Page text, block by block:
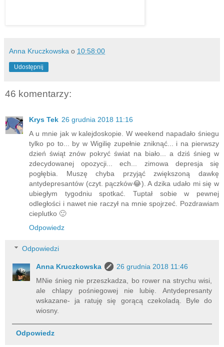
Anna Kruczkowska o 10:58:00
Udostępnij
46 komentarzy:
Krys Tek 26 grudnia 2018 11:16
A u mnie jak w kalejdoskopie. W weekend napadało śniegu
tylko po to... by w Wigilię zupełnie zniknąć... i na pierwszy
dzień świąt znów pokryć świat na biało... a dziś śnieg w
zdecydowanej opozycji... ech... zimowa depresja się
pogłębia. Muszę chyba przyjąć zwiększoną dawkę
antydepresantów (czyt. pączków😂). A dzika udało mi się w
ubiegłym tygodniu spotkać. Tuptał sobie w pewnej
odległości i nawet nie raczył na mnie spojrzeć. Pozdrawiam
cieplutko 🙂
Odpowiedz
Odpowiedzi
Anna Kruczkowska
26 grudnia 2018 11:46
MNie śnieg nie przeszkadza, bo rower na strychu wisi,
ale chlapy pośniegowej nie lubię. Antydepresanty
wskazane- ja ratuję się gorącą czekoladą. Byle do
wiosny.
Odpowiedz